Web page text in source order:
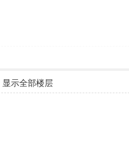
显示全部楼层